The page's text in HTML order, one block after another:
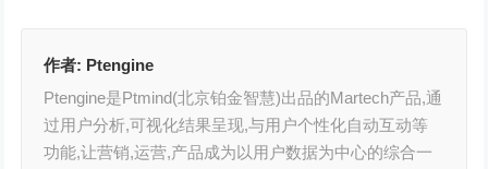
作者: Ptengine
Ptengine是Ptmind(北京铂金智慧)出品的Martech产品,通
过用户分析,可视化结果呈现,与用户个性化自动互动等
功能,让营销,运营,产品成为以用户数据为中心的综合一